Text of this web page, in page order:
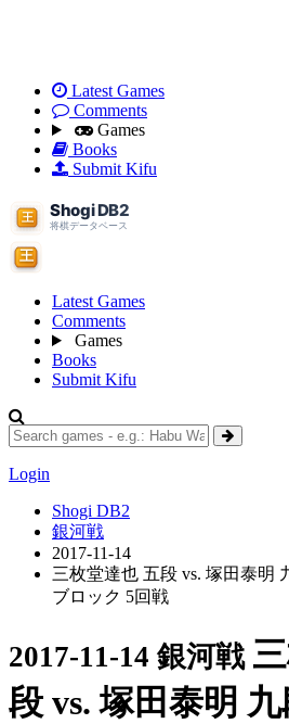
Latest Games
Comments
Games
Books
Submit Kifu
Latest Games
Comments
Games
Books
Submit Kifu
Login
Shogi DB2
銀河戦
2017-11-14
三枚堂達也 五段 vs. 塚田泰明
ブロック 5回戦
2017-11-14 銀河戦
段 vs. 塚田泰明